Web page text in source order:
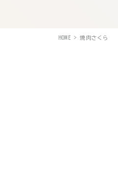
HOME 焼肉さくら